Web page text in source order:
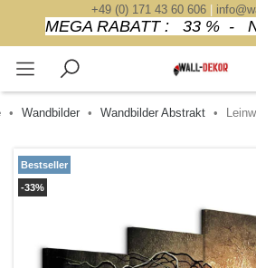
+49 (0) 171 43 60 606|
MEGA RABATT : 33 % -
Wandbilder Wandbilder Abstrakt
-33%
Bestseller